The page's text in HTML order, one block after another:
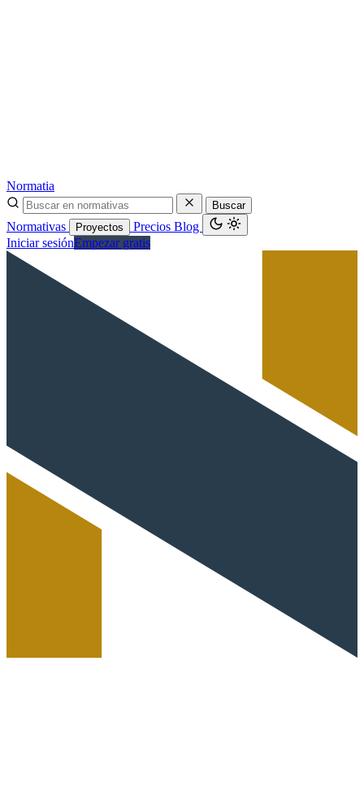
Normatia
Buscar
Normativas Proyectos Precios Blog
Iniciar sesiónEmpezar gratis